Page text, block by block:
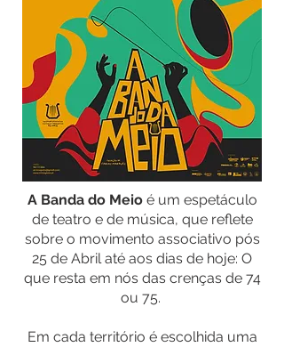
A Banda do Meio é um espetáculo
de teatro e de música, que reflete
sobre o movimento associativo pós
25 de Abril até aos dias de hoje: O
que resta em nós das crenças de 74
ou 75.
Em cada território é escolhida uma